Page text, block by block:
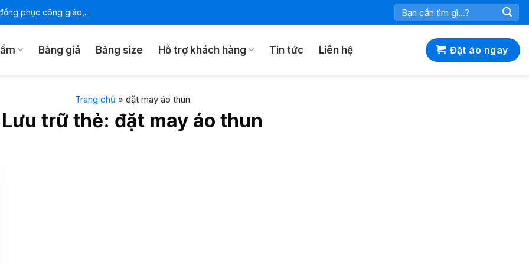
phục công giáo,...
Tìm
kiếm:
Bảng giá Bảng size Hỗ trợ khách hàng Tin tức Liên hệ Đặt áo ngay
Trang chủ » đặt may áo thun
Lưu trữ thẻ: đặt may áo thun